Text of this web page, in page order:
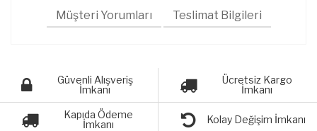
Müşteri Yorumları Teslimat Bilgileri
Güvenli Alışveriş
İmkanı
Ücretsiz Kargo
İmkanı
Kapıda Ödeme
İmkanı
Kolay Değişim İmkanı